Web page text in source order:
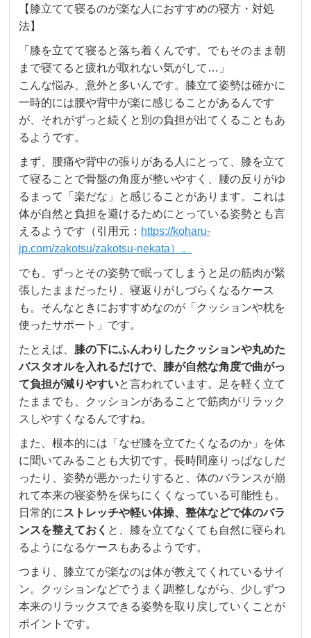
【膝立てて寝るのが楽な人におすすめの寝方・対処
法】
「膝を立てて寝ると落ち着くんです。でもそのまま朝
まで寝てると疲れが取れない気がして…」
こんな悩み、意外と多いんです。膝立て姿勢は確かに
一時的には腰や背中が楽に感じることがあるんです
が、それがずっと続くと別の負担が出てくることもあ
るようです。
まず、腰痛や背中の張りがある人にとって、膝を立て
て寝ることで骨盤の角度が整いやすく、腰の反りがゆ
るまって「楽だな」と感じることがあります。これは
体が自然と負担を避けるためにとっている姿勢とも言
えるようです（引用元： https://koharu-
jp.com/zakotsu/zakotsu-nekata）。
でも、ずっとその姿勢で眠ってしまうと足の筋肉が緊
張したままだったり、寝返りがしづらくなるケース
も。そんなときにおすすめなのが「クッションや枕を
使ったサポート」です。
たとえば、 膝の下にふんわりしたクッションや丸めた
バスタオルを入れるだけで、膝が自然な角度で曲がっ
て負担が減りやすいと言われています。足を軽く立て
たままでも、クッションがあることで筋肉がリラック
スしやすくなるんですね。
また、根本的には「なぜ膝を立てたくなるのか」を体
に聞いてみることも大切です。長時間座りっぱなしだ
ったり、姿勢が悪かったりすると、体のバランスが崩
れて本来の寝姿勢を保ちにくくなっている可能性も。
日常的に ストレッチや軽い体操、整体などで体のバラ
ンスを整えておく と、膝を立てなくても自然に寝られ
るようになるケースもあるようです。
つまり、膝立てが楽なのは体が教えてくれているサイ
ン。クッションなどでうまく調整しながら、少しずつ
本来のリラックスできる姿勢を取り戻していくことが
ポイントです。